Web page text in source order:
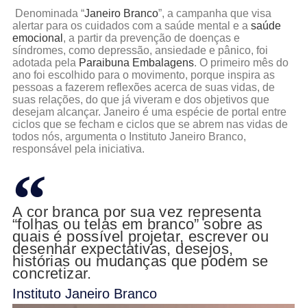
Denominada “Janeiro Branco”, a campanha que visa
alertar para os cuidados com a saúde mental e a saúde
emocional , a partir da prevenção de doenças e
síndromes, como depressão, ansiedade e pânico, foi
adotada pela Paraibuna Embalagens. O primeiro mês do
ano foi escolhido para o movimento, porque inspira as
pessoas a fazerem reflexões acerca de suas vidas, de
suas relações, do que já viveram e dos objetivos que
desejam alcançar. Janeiro é uma espécie de portal entre
ciclos que se fecham e ciclos que se abrem nas vidas de
todos nós, argumenta o Instituto Janeiro Branco,
responsável pela iniciativa.
A cor branca por sua vez representa
“folhas ou telas em branco” sobre as
quais é possível projetar, escrever ou
desenhar expectativas, desejos,
histórias ou mudanças que podem se
concretizar.
Instituto Janeiro Branco